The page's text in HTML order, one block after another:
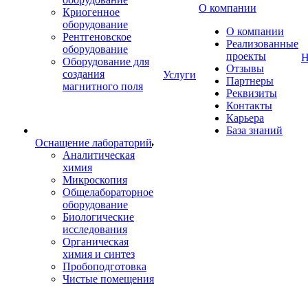
Криогенное
оборудование
Рентгеновское
оборудование
Оборудование для
создания
магнитного поля
Оснащение лабораторий
Аналитическая
химия
Микроскопия
Общелабораторное
оборудование
Биологические
исследования
Органическая
химия и синтез
Пробоподготовка
Чистые помещения
Услуги
О компании
О компании
Реализованные
проекты
Отзывы
Партнеры
Реквизиты
Контакты
Карьера
База знаний